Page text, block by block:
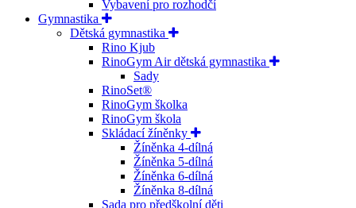
Vybavení pro rozhodčí
Gymnastika
Dětská gymnastika
Rino Kjub
RinoGym Air dětská gymnastika
Sady
RinoSet®
RinoGym školka
RinoGym škola
Skládací žíněnky
Žíněnka 4-dílná
Žíněnka 5-dílná
Žíněnka 6-dílná
Žíněnka 8-dílná
Sada pro předškolní děti